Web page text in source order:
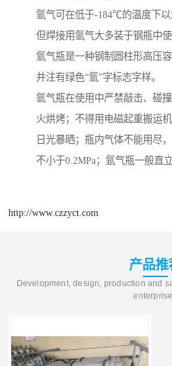
氩气可在低于-184℃的温度下以
但焊接用氩气大多装于钢瓶中使
氩气瓶是一种钢制圆柱形高压
并注有绿色“氩”字标志字样。
氩气瓶在使用中严禁敲击、碰
火烘烤；不得用电磁起重搬运
日光暴晒；瓶内气体不能用尽
不小于0.2MPa；氩气瓶一般直立
http://www.czzyct.com
产品推
Development, design, production and